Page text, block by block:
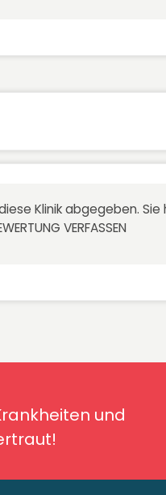
Klinik abgegeben.
VERFASSEN
und
und deren